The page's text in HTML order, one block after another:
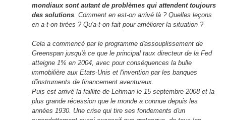
mondiaux sont autant de problèmes qui attendent toujours
des solutions. Comment en est-on arrivé là ? Quelles leçons
en a-t-on tirées ? Qu'a-t-on fait pour améliorer la situation ?
Cela a commencé par le programme d'assouplissement de
Greenspan jusqu'à ce que le principal taux directeur de la Fed
atteigne 1% en 2004, avec pour conséquences la bulle
immobilière aux Etats-Unis et l'invention par les banques
d'instruments de financement aventureux.
Puis est arrivé la faillite de Lehman le 15 septembre 2008 et la
plus grande récession que le monde a connue depuis les
années 1930. Une crise qui tire ses fondements d'un